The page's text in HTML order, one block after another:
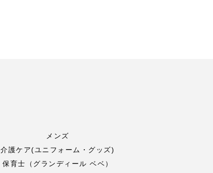
メンズ
介護ケア(ユニフォーム・グッズ)
保育士（グランディール ベベ）